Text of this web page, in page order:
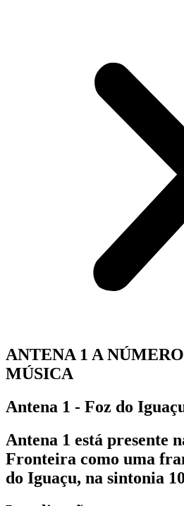
ANTENA 1 A
MÚSICA
Antena 1 - Foz do
Antena 1 está presente
Fronteira como uma
do Iguaçu, na sintonia